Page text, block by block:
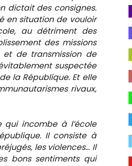
dictait des consignes.
en situation de vouloir
au détriment des
des missions
et de transmission de
suspectée
la République. Et elle
rivaux,
incombe à l’école
Il consiste à
les violences… Il
bons sentiments qui